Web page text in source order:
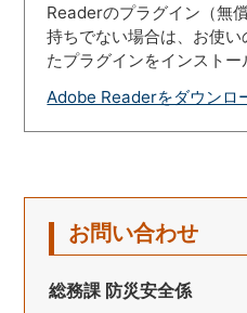
Readerのプラグイン（無
持ちでない場合は、お使
たプラグインをインストー
Adobe Readerをダウンロ
お問い合わせ
総務課 防災安全係